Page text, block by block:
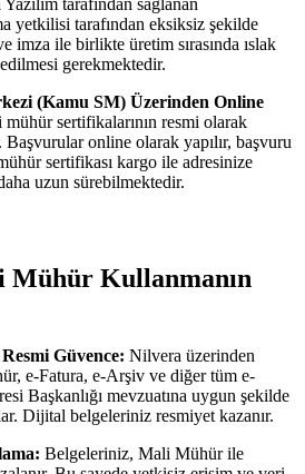
tarafından sağlanan
yetkilisi tarafından eksiksiz şekilde
imza ile birlikte üretim sırasında ıslak
gerekmektedir.
(Kamu SM) Üzerinden Online
sertifikalarının resmi olarak
online olarak yapılır, başvuru
sertifikası kargo ile adresinize
uzun sürebilmektedir.
Mühür Kullanmanın
Güvence: Nilvera üzerinden
e-Fatura, e-Arşiv ve diğer tüm e-
Başkanlığı mevzuatına uygun şekilde
Dijital belgeleriniz resmiyet kazanır.
Belgeleriniz, Mali Mühür ile